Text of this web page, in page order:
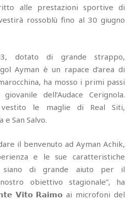
alle prestazioni sportive di
rossoblù fino al 30 giugno
dotato di grande strappo,
Ayman è un rapace d’area di
ha mosso i primi passi
dell’Audace Cerignola.
vestito le maglie di Real Siti,
San Salvo.
il benvenuto ad Ayman Achik,
e le sue caratteristiche
siano di grande aiuto per il
obiettivo stagionale”, ha
𝗩𝗶𝘁𝗼 𝗥𝗮𝗶𝗺𝗼 ai microfoni del